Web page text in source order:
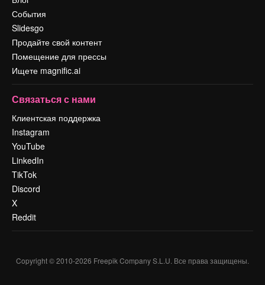
События
Slidesgo
Продайте свой контент
Помещение для прессы
Ищете magnific.ai
Связаться с нами
Клиентская поддержка
Instagram
YouTube
LinkedIn
TikTok
Discord
X
Reddit
Copyright © 2010-2026 Freepik Company S.L.U. Все права защищены.